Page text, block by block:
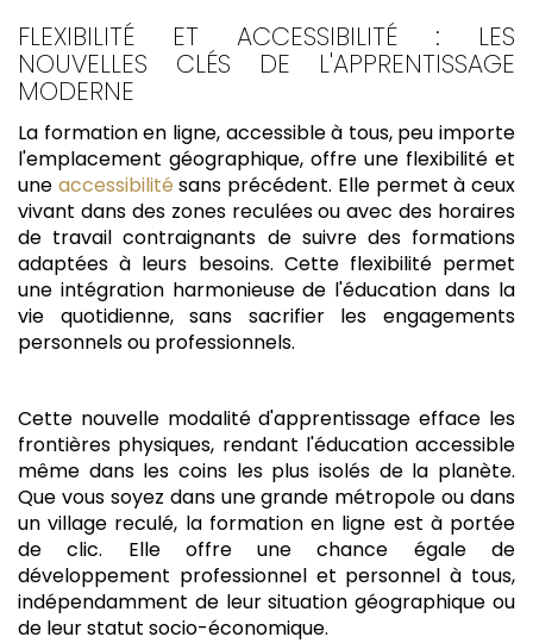
FLEXIBILITÉ ET ACCESSIBILITÉ : LES
NOUVELLES CLÉS DE L'APPRENTISSAGE
MODERNE
La formation en ligne, accessible à tous, peu importe
l'emplacement géographique, offre une flexibilité et
une accessibilité sans précédent. Elle permet à ceux
vivant dans des zones reculées ou avec des horaires
de travail contraignants de suivre des formations
adaptées à leurs besoins. Cette flexibilité permet
une intégration harmonieuse de l'éducation dans la
vie quotidienne, sans sacrifier les engagements
personnels ou professionnels.
Cette nouvelle modalité d'apprentissage efface les
frontières physiques, rendant l'éducation accessible
même dans les coins les plus isolés de la planète.
Que vous soyez dans une grande métropole ou dans
un village reculé, la formation en ligne est à portée
de clic. Elle offre une chance égale de
développement professionnel et personnel à tous,
indépendamment de leur situation géographique ou
de leur statut socio-économique.